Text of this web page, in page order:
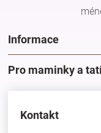
Informace
Pro maminky a
Kontakt